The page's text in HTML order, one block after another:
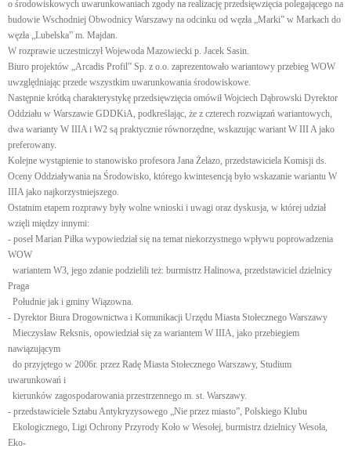
o środowiskowych uwarunkowaniach zgody na realizację przedsięwzięcia polegającego na
budowie Wschodniej Obwodnicy Warszawy na odcinku od węzła „Marki” w Markach do
węzła „Lubelska” m. Majdan.
W rozprawie uczestniczył Wojewoda Mazowiecki p. Jacek Sasin.
Biuro projektów „Arcadis Profil” Sp. z o.o. zaprezentowało wariantowy przebieg WOW
uwzględniając przede wszystkim uwarunkowania środowiskowe.
Następnie krótką charakterystykę przedsięwzięcia omówił Wojciech Dąbrowski Dyrektor
Oddziału w Warszawie GDDKiA, podkreślając, że z czterech rozwiązań wariantowych,
dwa warianty W IIIA i W2 są praktycznie równorzędne, wskazując wariant W III A jako
preferowany.
Kolejne wystąpienie to stanowisko profesora Jana Żelazo, przedstawiciela Komisji ds.
Oceny Oddziaływania na Środowisko, którego kwintesencją było wskazanie wariantu W
IIIA jako najkorzystniejszego.
Ostatnim etapem rozprawy były wolne wnioski i uwagi oraz dyskusja, w której udział
wzięli między innymi:
- poseł Marian Piłka wypowiedział się na temat niekorzystnego wpływu poprowadzenia
WOW
wariantem W3, jego zdanie podzielili też: burmistrz Halinowa, przedstawiciel dzielnicy
Praga
Południe jak i gminy Wiązowna.
- Dyrektor Biura Drogownictwa i Komunikacji Urzędu Miasta Stołecznego Warszawy
Mieczysław Reksnis, opowiedział się za wariantem W IIIA, jako przebiegiem
nawiązującym
do przyjętego w 2006r. przez Radę Miasta Stołecznego Warszawy, Studium
uwarunkowań i
kierunków zagospodarowania przestrzennego m. st. Warszawy.
- przedstawiciele Sztabu Antykryzysowego „Nie przez miasto”, Polskiego Klubu
Ekologicznego, Ligi Ochrony Przyrody Koło w Wesołej, burmistrz dzielnicy Wesoła,
Eko-